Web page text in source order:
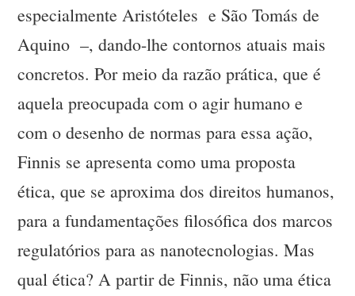
especialmente Aristóteles e São Tomás de
Aquino –, dando-lhe contornos atuais mais
concretos. Por meio da razão prática, que é
aquela preocupada com o agir humano e
com o desenho de normas para essa ação,
Finnis se apresenta como uma proposta
ética, que se aproxima dos direitos humanos,
para a fundamentações filosófica dos marcos
regulatórios para as nanotecnologias. Mas
qual ética? A partir de Finnis, não uma ética